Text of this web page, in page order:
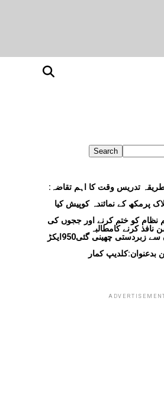
Search
طریقہ تدریس وقت کا اہم تقاضہ:
پرمکھ کے نمائندہ کوپیش کیا
نظام کو ختم کرنے اور ججوں کی
کرنے کامطالبہ
اوڈیشہ میں قبائلیوں سے زبردستی چھینی گئی950ایکڑ
کمار